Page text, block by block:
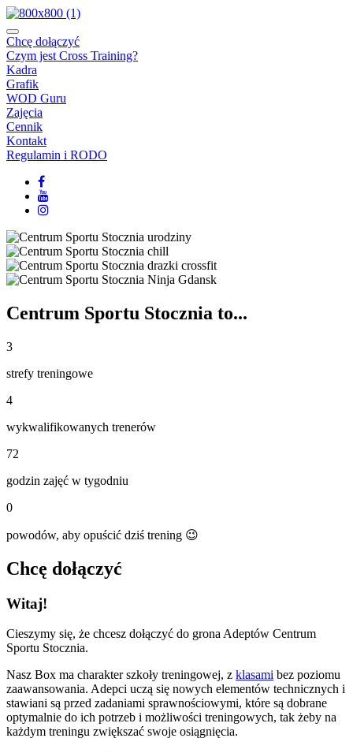
Chcę dołączyć
Czym jest Cross Training?
Kadra
Grafik
WOD Guru
Zajęcia
Cennik
Kontakt
Regulamin i RODO
Centrum Sportu Stocznia to...
3
strefy treningowe
4
wykwalifikowanych trenerów
72
godzin zajęć w tygodniu
0
powodów, aby opuścić dziś trening 😉
Chcę dołączyć
Witaj!
Cieszymy się, że chcesz dołączyć do grona Adeptów Centrum
Sportu Stocznia.
Nasz Box ma charakter szkoły treningowej, z klasami bez poziomu
zaawansowania. Adepci uczą się nowych elementów technicznych i
stawiani są przed zadaniami sprawnościowymi, które są dobrane
optymalnie do ich potrzeb i możliwości treningowych, tak żeby na
każdym treningu zwiększać swoje osiągnięcia.